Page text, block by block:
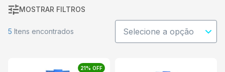
MOSTRAR FILTROS
5 Itens encontrados
21% OFF